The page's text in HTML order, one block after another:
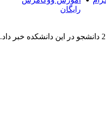
رایگان